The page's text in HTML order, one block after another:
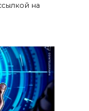
на